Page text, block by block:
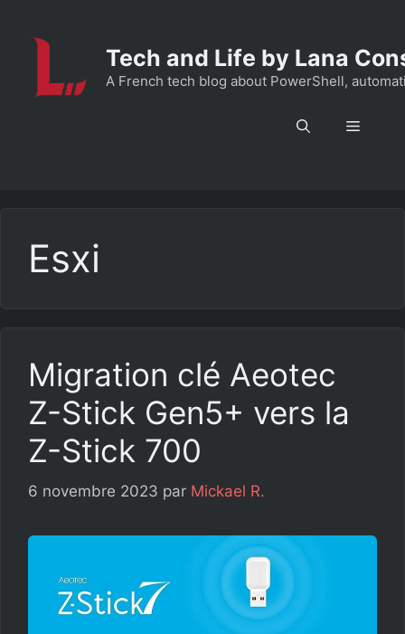
Tech and Life by Lana
A French tech blog about PowerShell,
Menu
Esxi
Migration clé Aeotec
Z-Stick Gen5+ vers la
Z-Stick 700
6 novembre 2023 par Mickael R.